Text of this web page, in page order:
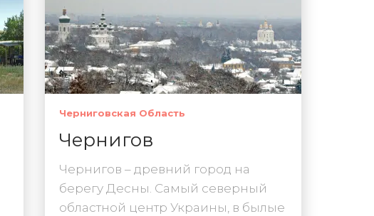
Черниговская Область
Чернигов
Чернигов – древний город на
берегу Десны. Самый северный
областной центр Украины, в былые